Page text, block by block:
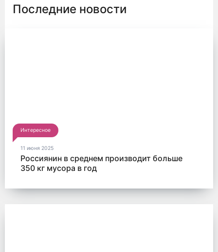
Последние новости
Интересное
11 июня 2025
Россиянин в среднем производит больше
350 кг мусора в год